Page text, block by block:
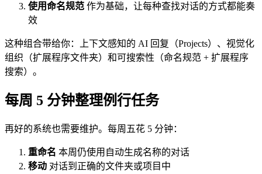
使用命名规范 作为基础，让每种查找对话的方式都能奏
效
这种组合带给你：上下文感知的 AI 回复（Projects）、视觉化
组织（扩展程序文件夹）和可搜索性（命名规范 + 扩展程序
搜索）。
每周 5 分钟整理例行任务
再好的系统也需要维护。每周五花 5 分钟：
重命名 本周仍使用自动生成名称的对话
移动 对话到正确的文件夹或项目中